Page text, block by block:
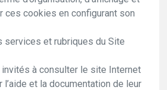
ces cookies en configurant son
services et rubriques du Site
à consulter le site Internet
et la documentation de leur